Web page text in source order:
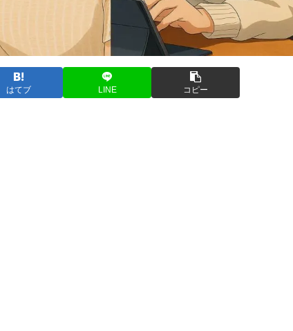
はてブ LINE コピー